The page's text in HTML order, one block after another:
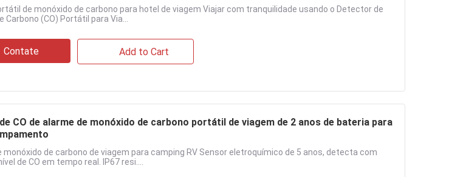
de monóxido de carbono para hotel de viagem Viajar com tranquilidade usando o Detector de
Carbono (CO) Portátil para Via...
Contate Add to Cart
CO de alarme de monóxido de carbono portátil de viagem de 2 anos de bateria para
monóxido de carbono de viagem para camping RV Sensor eletroquímico de 5 anos, detecta com
de CO em tempo real. IP67 resi....